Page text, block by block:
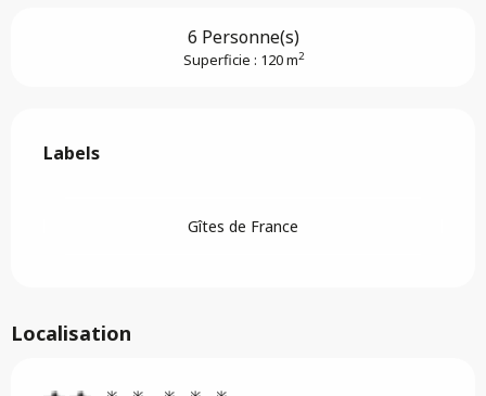
6 Personne(s)
Superficie : 120 m2
Labels
Labels
Gîtes de France
Localisation